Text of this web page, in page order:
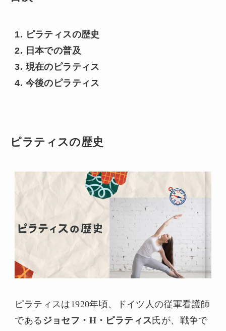
1. ピラティスの歴史
2. 日本での普及
3. 現在のピラティス
4. 今後のピラティス
ピラティスの歴史
ピラティスは1920年頃、ドイツ人の従軍看護師
である ジョセフ・H・ピラティス 氏が、戦争で